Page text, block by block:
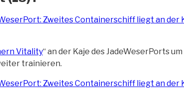
Vitality“ an der Kaje des JadeWeserPorts
trainieren.